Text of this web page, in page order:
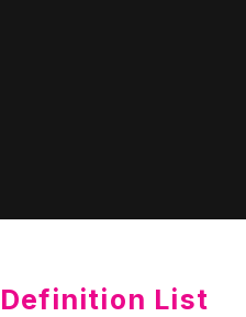
Definition List